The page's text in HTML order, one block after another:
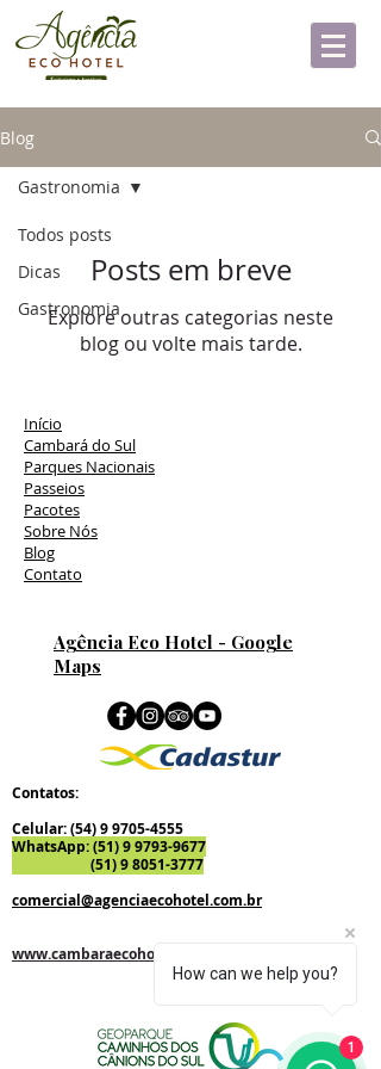
Blog
Todos posts
Dicas
Gastronomia
Gastronomia
Posts em breve
Explore outras categorias neste
blog ou volte mais tarde.
Início
Cambará do Sul
Parques Nacionais
Passeios
Pacotes
Sobre Nós
Blog
Contato
Agência Eco Hotel - Google
Maps
Contatos:
Celular:(54) 9 9705-4555
WhatsApp:(51) 9 9793-9677
(51) 9 8051-3777
comercial@agenciaecohotel.com.br
www.cambaraecohotel.com.br
How can we help you?
1